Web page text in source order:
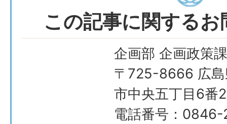
この記事に関する
企画部 企画政策課
〒725-8666 広島
市中央五丁目6番
電話番号：